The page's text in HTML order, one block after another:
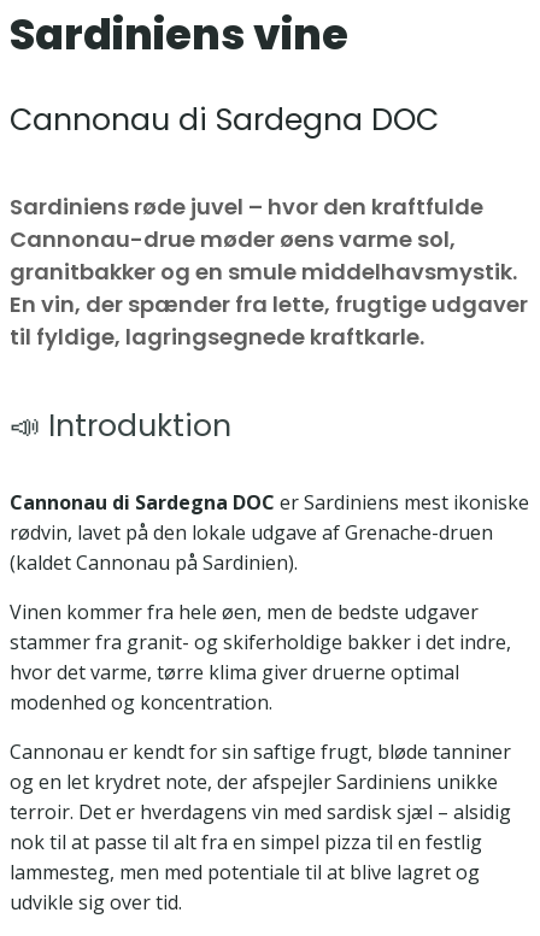
Sardiniens vine
Cannonau di Sardegna DOC
Sardiniens røde juvel – hvor den kraftfulde
Cannonau-drue møder øens varme sol,
granitbakker og en smule middelhavsmystik.
En vin, der spænder fra lette, frugtige udgaver
til fyldige, lagringsegnede kraftkarle.
📣 Introduktion
Cannonau di Sardegna DOC er Sardiniens mest ikoniske
rødvin, lavet på den lokale udgave af Grenache-druen
(kaldet Cannonau på Sardinien).
Vinen kommer fra hele øen, men de bedste udgaver
stammer fra granit- og skiferholdige bakker i det indre,
hvor det varme, tørre klima giver druerne optimal
modenhed og koncentration.
Cannonau er kendt for sin saftige frugt, bløde tanniner
og en let krydret note, der afspejler Sardiniens unikke
terroir. Det er hverdagens vin med sardisk sjæl – alsidig
nok til at passe til alt fra en simpel pizza til en festlig
lammesteg, men med potentiale til at blive lagret og
udvikle sig over tid.